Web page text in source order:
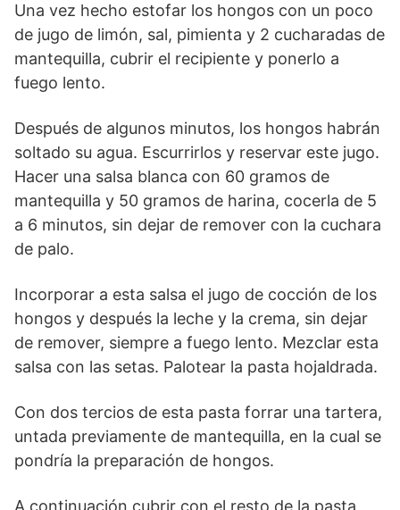
Una vez hecho estofar los hongos con un poco
de jugo de limón, sal, pimienta y 2 cucharadas de
mantequilla, cubrir el recipiente y ponerlo a
fuego lento.
Después de algunos minutos, los hongos habrán
soltado su agua. Escurrirlos y reservar este jugo.
Hacer una salsa blanca con 60 gramos de
mantequilla y 50 gramos de harina, cocerla de 5
a 6 minutos, sin dejar de remover con la cuchara
de palo.
Incorporar a esta salsa el jugo de cocción de los
hongos y después la leche y la crema, sin dejar
de remover, siempre a fuego lento. Mezclar esta
salsa con las setas. Palotear la pasta hojaldrada.
Con dos tercios de esta pasta forrar una tartera,
untada previamente de mantequilla, en la cual se
pondría la preparación de hongos.
A continuación cubrir con el resto de la pasta,